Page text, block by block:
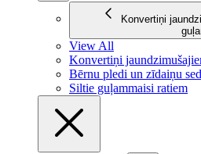
Konvertiņi
View All
Konvertiņi
Bērnu pledi un zīdaiņu
Siltie guļammaisi ratiem